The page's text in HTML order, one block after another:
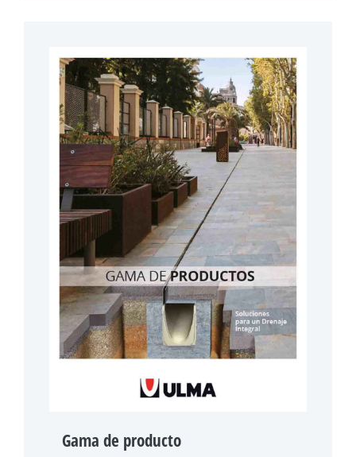
Gama de producto